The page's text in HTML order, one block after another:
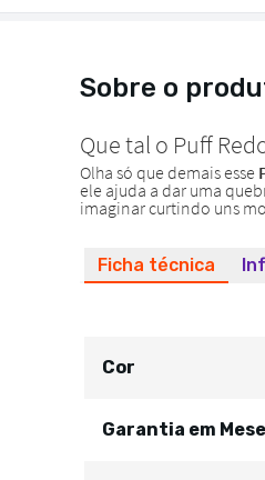
Sobre o
Ficha técnica
Cor
Garantia em